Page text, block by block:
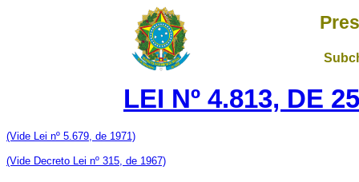
LEI Nº 4.813, DE
(Vide Lei nº 5.679, de 1971)
(Vide Decreto Lei nº 315, de 1967)